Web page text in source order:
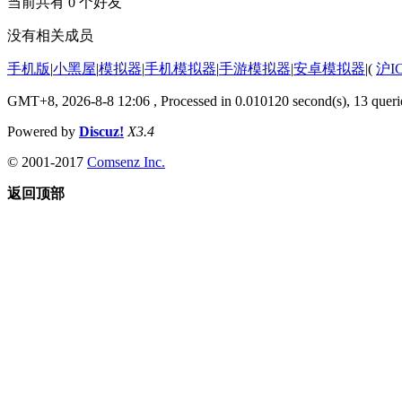
没有相关成员
手机版|小黑屋|模拟器|手机模拟器|手游模拟器|安卓模拟器|( 沪
GMT+8, 2026-8-8 12:06 , Processed in 0.010120 second(s), 13
Powered by Discuz! X3.4
© 2001-2017 Comsenz Inc.
返回顶部